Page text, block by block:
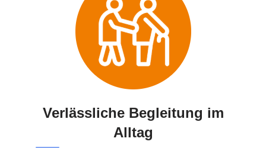
Verlässliche Begleitung im
Alltag